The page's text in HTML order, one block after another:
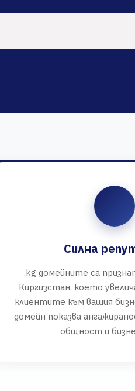
Силна
.kg домейните са
Киргизстан, което
клиентите към вашия
домейн показва
общност и